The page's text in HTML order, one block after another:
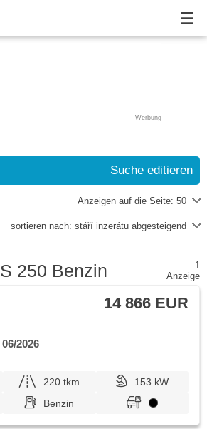
Werbung
Suche editieren
Anzeigen auf die Seite: 50
sortieren nach: stáří inzerátu abgesteigend
250 Benzin
1
Anzeige
14 866 EUR
2026
220 tkm
153 kW
Benzin